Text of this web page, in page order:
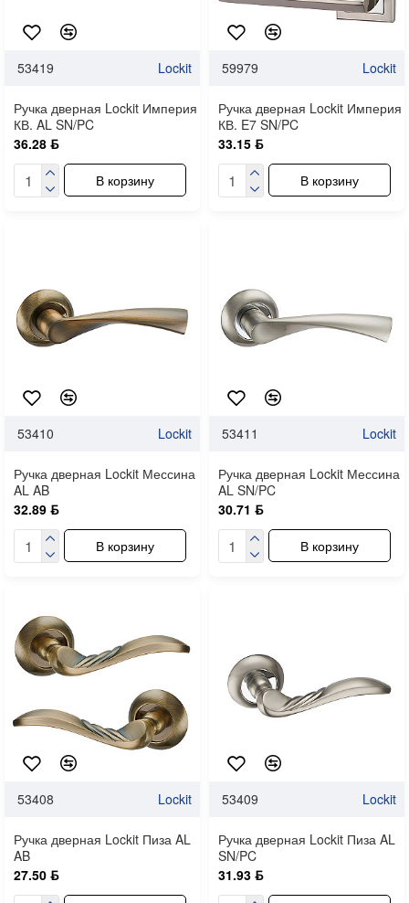
53419 Lockit
Ручка дверная Lockit Империя
КВ. AL SN/PC
36.28 ƃ
В корзину
59979 Lockit
Ручка дверная Lockit Империя
КВ. E7 SN/PC
33.15 ƃ
В корзину
53410 Lockit
Ручка дверная Lockit Мессина
AL AB
32.89 ƃ
В корзину
53411 Lockit
Ручка дверная Lockit Мессина
AL SN/PC
30.71 ƃ
В корзину
53408 Lockit
Ручка дверная Lockit Пиза AL
AB
27.50 ƃ
53409 Lockit
Ручка дверная Lockit Пиза AL
SN/PC
31.93 ƃ